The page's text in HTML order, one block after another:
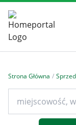
Strona Główna /